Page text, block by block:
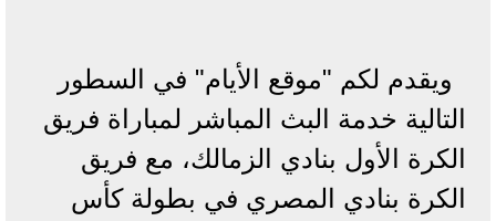
ويقدم لكم "موقع الأيام" في السطور
التالية خدمة البث المباشر لمباراة فريق
الكرة الأول بنادي الزمالك، مع فريق
الكرة بنادي المصري في بطولة كأس